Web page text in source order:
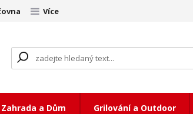
Více
Zahrada a Dům Grilování a Outdoor